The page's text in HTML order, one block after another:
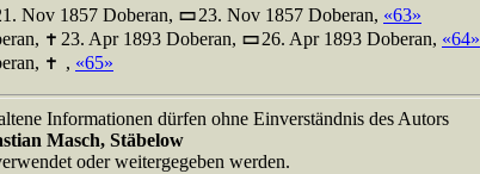
Nov 1857 Doberan, 23. Nov 1857 Doberan, «63»
23. Apr 1893 Doberan, 26. Apr 1893 Doberan, «64»
, «65»
Informationen dürfen ohne Einverständnis des Autors
Masch, Stäbelow
oder weitergegeben werden.